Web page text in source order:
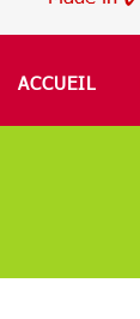
ACCUEIL